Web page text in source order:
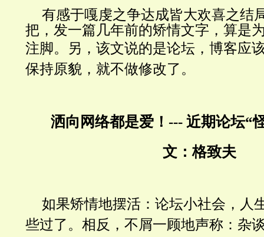
有感于嘎虔之争达成皆大欢喜之结
把，发一篇几年前的矫情文字， 算是
注脚。另， 该文说的是论坛，博客应
保持原貌，就不做修改了。
洒向网络都是爱！--- 近期论坛“
文：格致夫
如果矫情地摆活：论坛小社会，人
些过了。相反，不屑一顾地声称：杂